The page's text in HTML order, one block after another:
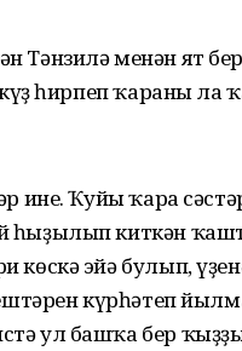
Тәнзилә менән ят
күҙ һирпеп ҡараны
ине. Ҡуйы ҡара
һыҙылып киткән
көскә эйә булып,
күрһәтеп
ул башҡа бер